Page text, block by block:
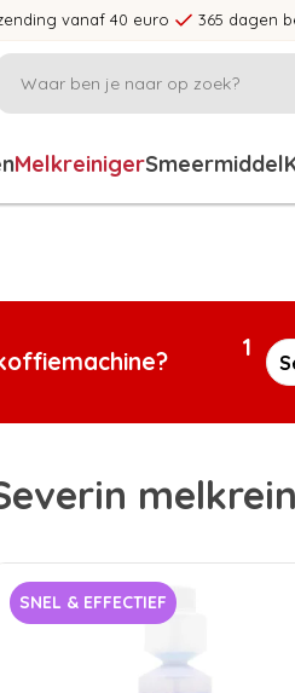
vanaf 40 euro 365 dagen
MelkreinigerSmeermiddel
1
SNEL & EFFECTIEF